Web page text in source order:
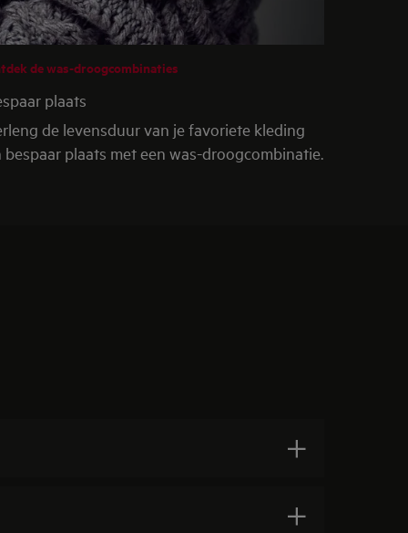
de was-droogcombinaties
plaats
de levensduur van je favoriete kleding
bespaar plaats met een was-droogcombinatie.